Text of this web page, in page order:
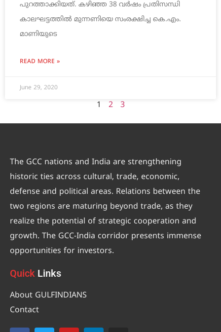
പുറത്താക്കിയത്. കഴിഞ്ഞ 38 വർഷം പ്രതിസന്ധി
കാലഘട്ടത്തിൽ മുന്നണിയെ സംരക്ഷിച്ച കെ.എം.
മാണിയുടെ
READ MORE »
June 29, 2020
1 2 3
The GCC nations and India are strengthening
historic ties across cultural, trade, economic,
defense and political areas. Relations between the
two regions are maturing beyond trade, as they
realize the potential of strategic cooperation and
growth. The GCC-India corridor presents immense
opportunities for investors.
Quick Links
About GULFINDIANS
Contact